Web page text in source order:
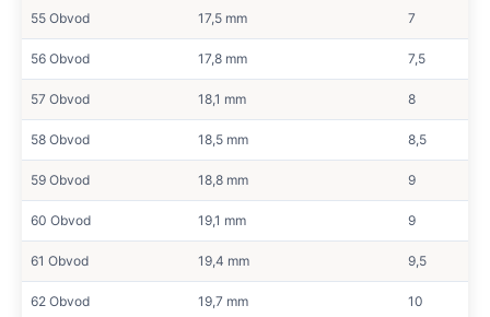
55 Obvod 17,5 mm 7
56 Obvod 17,8 mm 7,5
57 Obvod 18,1 mm 8
58 Obvod 18,5 mm 8,5
59 Obvod 18,8 mm 9
60 Obvod 19,1 mm 9
61 Obvod 19,4 mm 9,5
62 Obvod 19,7 mm 10